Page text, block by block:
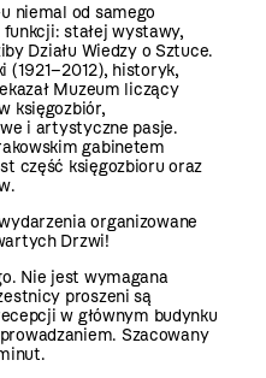
niemal od samego
stałej wystawy,
Działu Wiedzy o Sztuce.
(1921–2012), historyk,
Muzeum liczący
księgozbiór,
i artystyczne pasje.
gabinetem
część księgozbioru oraz
organizowane
Drzwi!
Nie jest wymagana
proszeni są
w głównym budynku
Szacowany